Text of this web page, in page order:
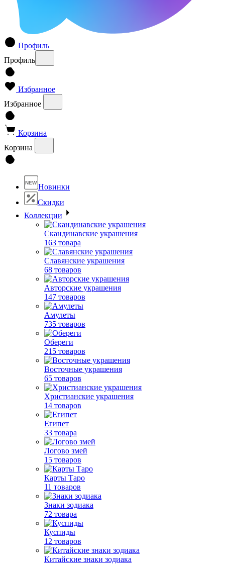
Профиль
Профиль
Избранное
Избранное
Корзина
Корзина
NEW Новинки
Скидки
Коллекции
Скандинавские украшения
163 товара
Славянские украшения
68 товаров
Авторские украшения
147 товаров
Амулеты
735 товаров
Обереги
215 товаров
Восточные украшения
65 товаров
Христианские украшения
14 товаров
Египет
33 товара
Логово змей
15 товаров
Карты Таро
11 товаров
Знаки зодиака
72 товара
Куспиды
12 товаров
Китайские знаки зодиака